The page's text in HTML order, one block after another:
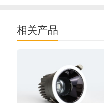
相关产品